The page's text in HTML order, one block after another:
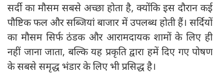
सर्दी का मौसम सबसे अच्छा होता है, क्योंकि इस दौरान कई
पौष्टिक फल और सब्जियां बाजार में उपलब्ध होती हैं। सर्दियों
का मौसम सिर्फ ठंडक और आरामदायक शामों के लिए ही
नहीं जाना जाता, बल्कि यह प्रकृति द्वारा हमें दिए गए पोषण
के सबसे समृद्ध भंडार के लिए भी प्रसिद्ध है।